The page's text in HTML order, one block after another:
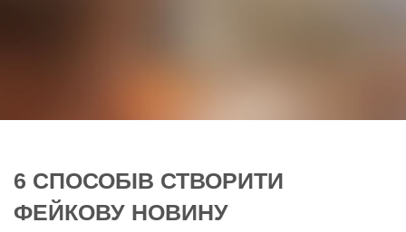
6 СПОСОБІВ СТВОРИТИ
ФЕЙКОВУ НОВИНУ